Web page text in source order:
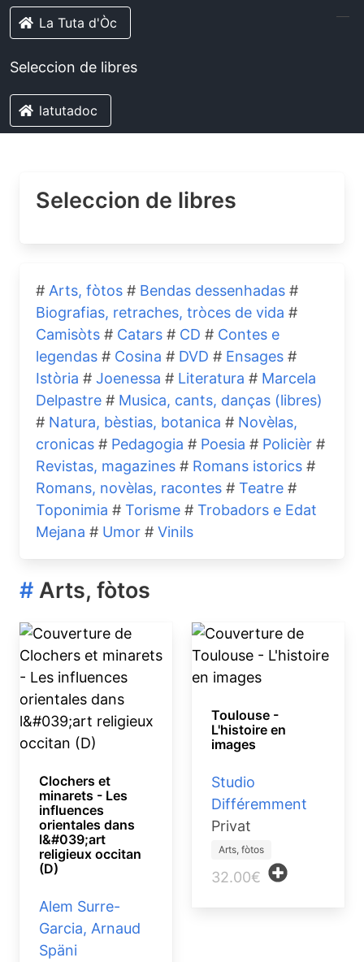
La Tuta d'Òc
Seleccion de libres
latutadoc
Seleccion de libres
# Arts, fòtos # Bendas dessenhadas #
Biografias, retraches, tròces de vida #
Camisòts # Catars # CD # Contes e
legendas # Cosina # DVD # Ensages #
Istòria # Joenessa # Literatura # Marcela
Delpastre # Musica, cants, danças (libres)
# Natura, bèstias, botanica # Novèlas,
cronicas # Pedagogia # Poesia # Policièr #
Revistas, magazines # Romans istorics #
Romans, novèlas, racontes # Teatre #
Toponimia # Torisme # Trobadors e Edat
Mejana # Umor # Vinils
# Arts, fòtos
Clochers et
minarets - Les
influences
orientales dans
l&#039;art
religieux occitan
(D)
Alem Surre-
Garcia, Arnaud
Späni
Toulouse -
L'histoire en
images
Studio
Différemment
Privat
Arts, fòtos
32.00€